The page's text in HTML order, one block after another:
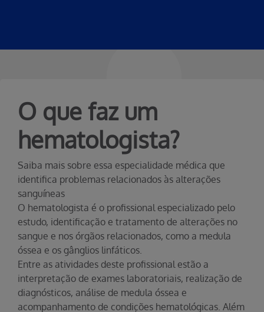
O que faz um
hematologista?
Saiba mais sobre essa especialidade médica que
identifica problemas relacionados às alterações
sanguíneas
O hematologista é o profissional especializado pelo
estudo, identificação e tratamento de alterações no
sangue e nos órgãos relacionados, como a medula
óssea e os gânglios linfáticos.
Entre as atividades deste profissional estão a
interpretação de exames laboratoriais, realização de
diagnósticos, análise de medula óssea e
acompanhamento de condições hematológicas. Além